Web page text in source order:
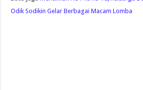
Odik Sodikin Gelar Berbagai Macam Lomba